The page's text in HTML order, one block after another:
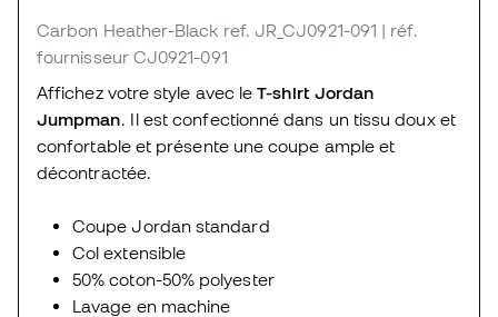
Carbon Heather-Black ref. JR_CJ0921-091 | réf.
fournisseur CJ0921-091
Affichez votre style avec leT-shirt Jordan
Jumpman . Il est confectionné dans un tissu doux et
confortable et présente une coupe ample et
décontractée.
Coupe Jordan standard
Col extensible
50% coton-50% polyester
Lavage en machine